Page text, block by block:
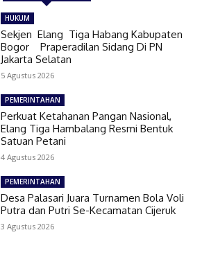
HUKUM
Sekjen Elang Tiga Habang Kabupaten
Bogor Praperadilan Sidang Di PN
Jakarta Selatan
5 Agustus 2026
PEMERINTAHAN
Perkuat Ketahanan Pangan Nasional,
Elang Tiga Hambalang Resmi Bentuk
Satuan Petani
4 Agustus 2026
PEMERINTAHAN
Desa Palasari Juara Turnamen Bola Voli
Putra dan Putri Se-Kecamatan Cijeruk
3 Agustus 2026